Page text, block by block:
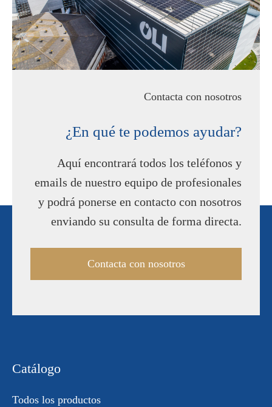
Contacta con nosotros
¿En qué te podemos ayudar?
Aquí encontrará todos los teléfonos y
emails de nuestro equipo de profesionales
y podrá ponerse en contacto con nosotros
enviando su consulta de forma directa.
Contacta con nosotros
Catálogo
Todos los productos